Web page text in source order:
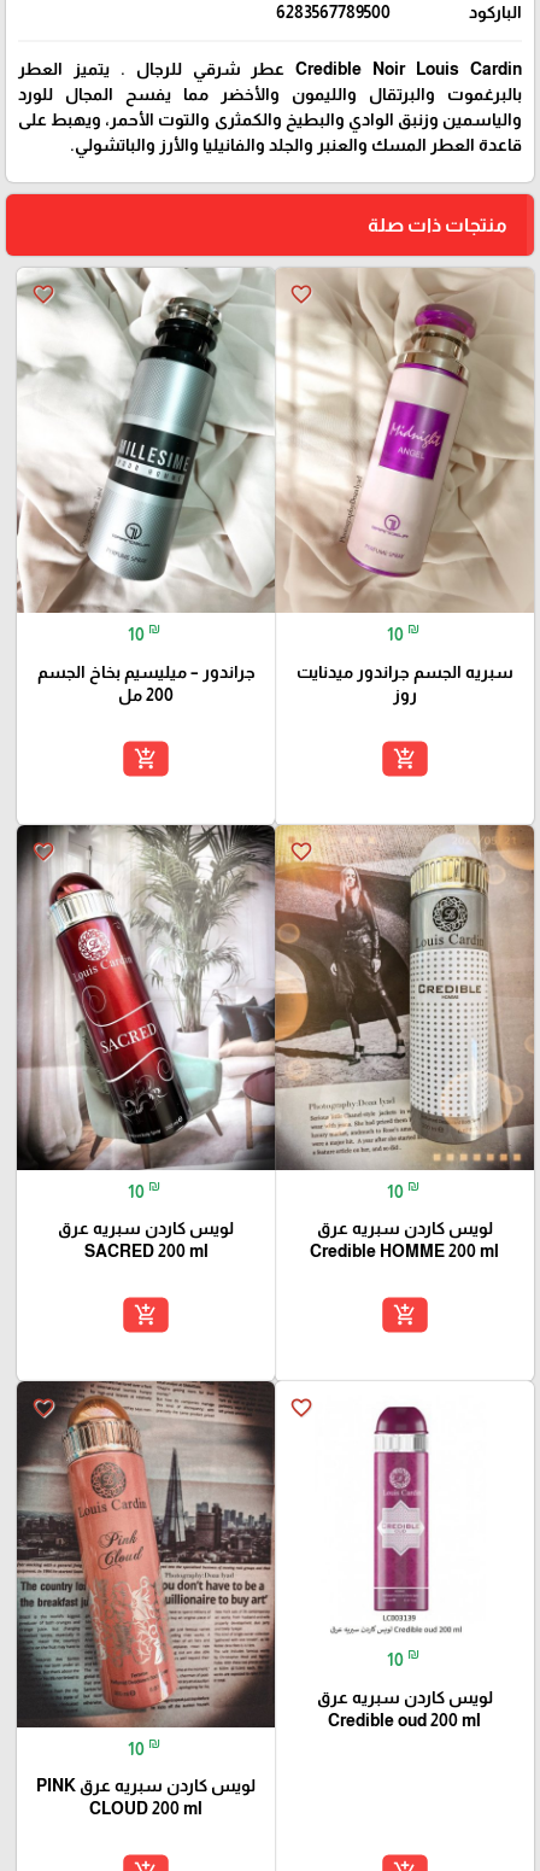
الباركود 6283567789500
Credible Noir Louis Cardin عطر شرقي للرجال . يتميز العطر
بالبرغموت والبرتقال والليمون والأخضر مما يفسح المجال للورد
والياسمين وزنبق الوادي والبطيخ والكمثرى والتوت الأحمر، ويهبط على
قاعدة العطر المسك والعنبر والجلد والفانيليا والأرز والباتشولي.
منتجات ذات صلة
favorite_border
10 ₪
سبريه الجسم جراندور ميدنايت
روز
add_shopping_cart
favorite_border
10 ₪
جراندور – ميليسيم بخاخ الجسم
200 مل
add_shopping_cart
favorite_border
10 ₪
لويس كاردن سبريه عرق
Credible HOMME 200 ml
add_shopping_cart
favorite_border
10 ₪
لويس كاردن سبريه عرق
SACRED 200 ml
add_shopping_cart
favorite_border
10 ₪
لويس كاردن سبريه عرق
Credible oud 200 ml
favorite_border
10 ₪
لويس كاردن سبريه عرق PINK
CLOUD 200 ml